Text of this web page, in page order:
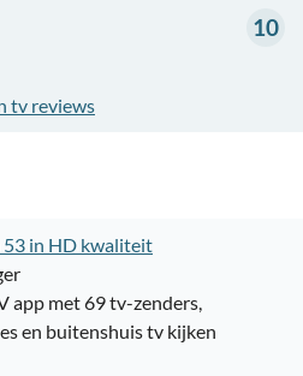
10
tv reviews
53 in HD kwaliteit
app met 69 tv-zenders,
en buitenshuis tv kijken